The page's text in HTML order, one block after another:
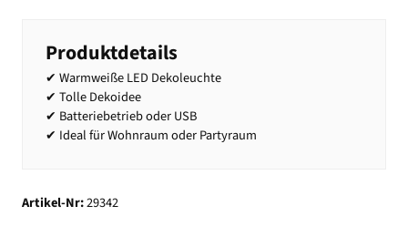
Produktdetails
✔ Warmweiße LED Dekoleuchte
✔ Tolle Dekoidee
✔ Batteriebetrieb oder USB
✔ Ideal für Wohnraum oder Partyraum
Artikel-Nr:29342